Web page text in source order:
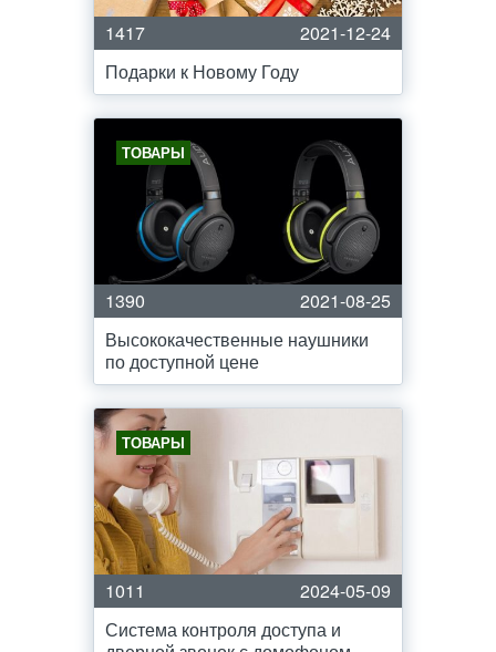
1417
2021-12-24
Подарки к Новому Году
ТОВАРЫ
1390
2021-08-25
Высококачественные наушники
по доступной цене
ТОВАРЫ
1011
2024-05-09
Система контроля доступа и